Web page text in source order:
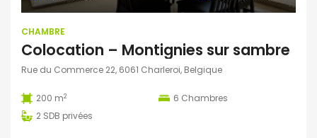
CHAMBRE
Colocation – Montignies sur sambre
Rue du Commerce 22, 6061 Charleroi, Belgique
200 m2 6 Chambres
2 SDB privées